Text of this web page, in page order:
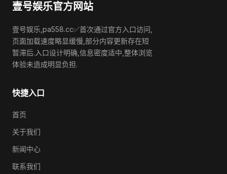
壹号娱乐官方网站
壹号娱乐,pa558.cc✅首次通过官方入口访问,
页面加载速度略显缓慢,部分内容更新存在短
暂滞后.入口设计明确,信息密度适中,整体浏览
体验未造成明显负担.
快捷入口
首页
关于我们
新闻中心
联系我们